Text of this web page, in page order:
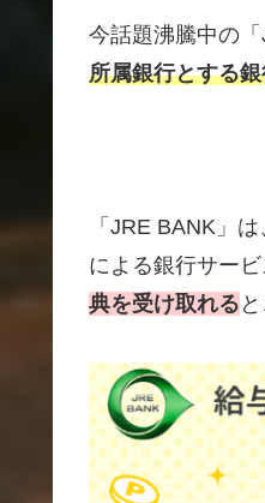
今話題沸騰中の
所属銀行とする
「JRE BANK」
による銀行サービ
典を受け取れる